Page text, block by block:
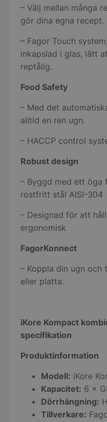
– Välj mellan många
gör dina egna recept.
– Fagor Touch
inkapslad i glas, lätt
reptålig.
Food Safety
– Med det
alltid en ren ugn.
– HACCP control
Robust design
– Byggd med ett öga
rostfritt stål AISI-304
– Designad för att
ergonomisk
FagorKonnect
– Koppla din ugn och
eller platta.
iKore Kompact
specifikation
Produktinformation
Modell: iKore
Kapacitet: 6 ×
Dörrhängning:
Tillverkare: